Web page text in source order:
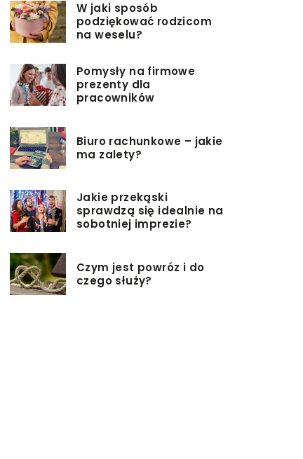
W jaki sposób
podziękować rodzicom
na weselu?
Pomysły na firmowe
prezenty dla
pracowników
Biuro rachunkowe – jakie
ma zalety?
Jakie przekąski
sprawdzą się idealnie na
sobotniej imprezie?
Czym jest powróz i do
czego służy?